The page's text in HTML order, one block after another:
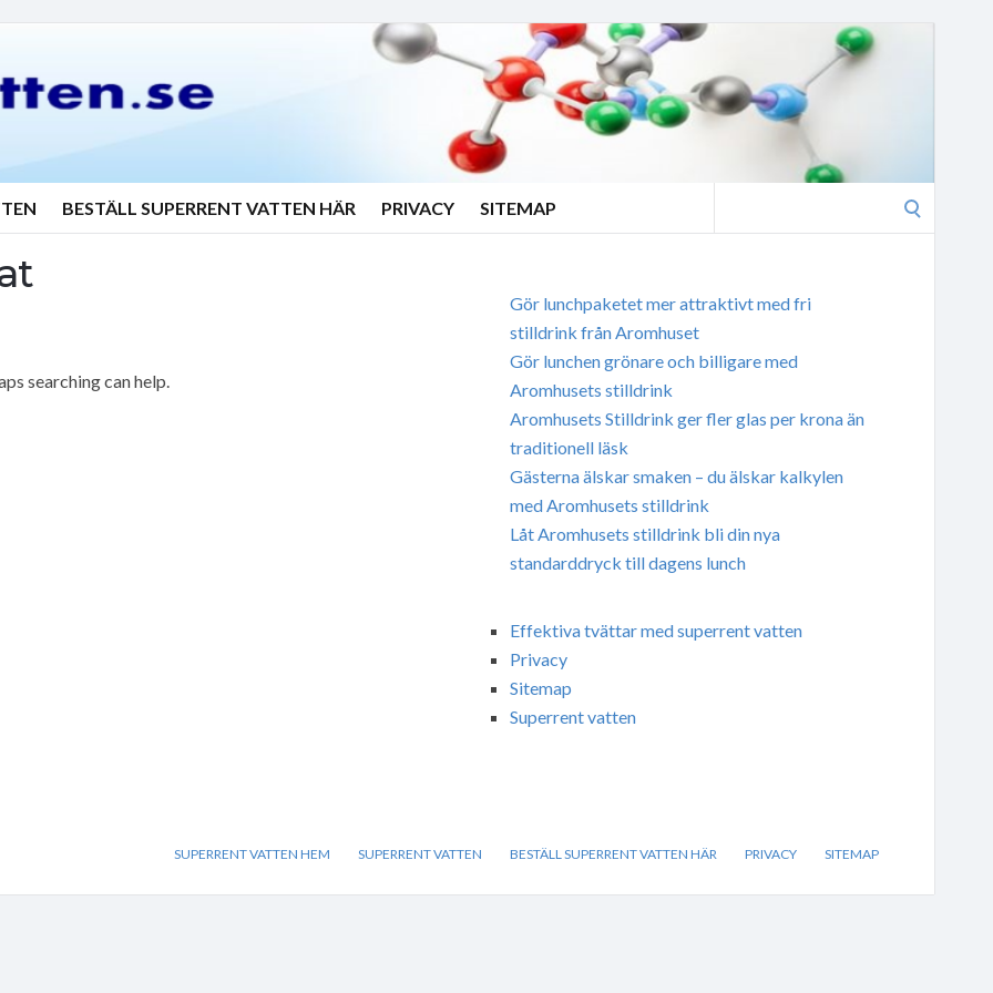
BESTÄLL SUPERRENT VATTEN HÄR PRIVACY SITEMAP
searching can help.
Gör lunchpaketet mer attraktivt med fri
stilldrink från Aromhuset
Gör lunchen grönare och billigare med
Aromhusets stilldrink
Aromhusets Stilldrink ger fler glas per krona än
traditionell läsk
Gästerna älskar smaken – du älskar kalkylen
med Aromhusets stilldrink
Låt Aromhusets stilldrink bli din nya
standarddryck till dagens lunch
Effektiva tvättar med superrent vatten
Privacy
Sitemap
Superrent vatten
SUPERRENT VATTEN HEM SUPERRENT VATTEN BESTÄLL SUPERRENT VATTEN HÄR PRIVACY SITEMAP